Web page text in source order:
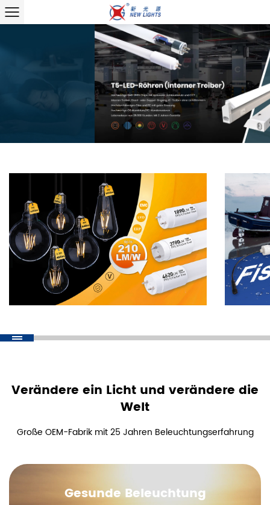
Verändere ein Licht und verändere die
Welt
Große OEM-Fabrik mit 25 Jahren Beleuchtungserfahrung
Gesunde Beleuchtung